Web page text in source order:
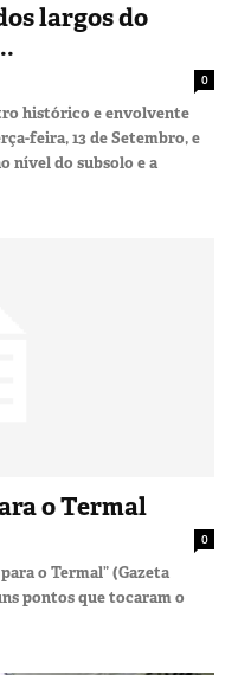
largos do
0
histórico e envolvente
feira, 13 de Setembro, e
nível do subsolo e a
o Termal
0
o Termal” (Gazeta
pontos que tocaram o